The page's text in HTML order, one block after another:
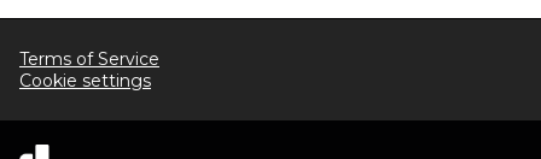
Terms of Service
Cookie settings